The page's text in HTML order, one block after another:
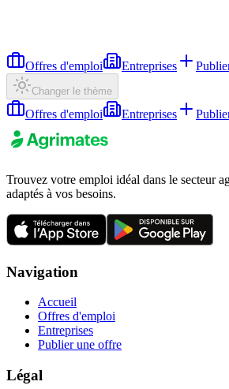
Offres d'emploi Entreprises
Changer le thème
Offres d'emploi Entreprises
Trouvez votre emploi idéal dans le secteur
adaptés à vos besoins.
Navigation
Accueil
Offres d'emploi
Entreprises
Publier une offre
Légal